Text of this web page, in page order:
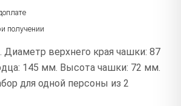
получении
верхнего края чашки: 87
145 мм. Высота чашки: 72 мм.
для одной персоны из 2